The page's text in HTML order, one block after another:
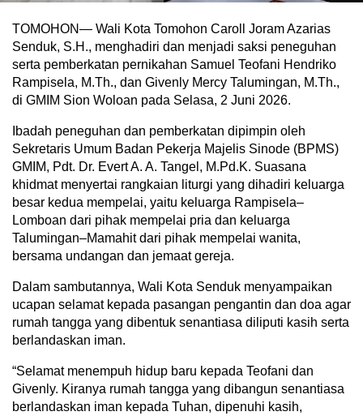
TOMOHON— Wali Kota Tomohon Caroll Joram Azarias
Senduk, S.H., menghadiri dan menjadi saksi peneguhan
serta pemberkatan pernikahan Samuel Teofani Hendriko
Rampisela, M.Th., dan Givenly Mercy Talumingan, M.Th.,
di GMIM Sion Woloan pada Selasa, 2 Juni 2026.
Ibadah peneguhan dan pemberkatan dipimpin oleh
Sekretaris Umum Badan Pekerja Majelis Sinode (BPMS)
GMIM, Pdt. Dr. Evert A. A. Tangel, M.Pd.K. Suasana
khidmat menyertai rangkaian liturgi yang dihadiri keluarga
besar kedua mempelai, yaitu keluarga Rampisela–
Lomboan dari pihak mempelai pria dan keluarga
Talumingan–Mamahit dari pihak mempelai wanita,
bersama undangan dan jemaat gereja.
Dalam sambutannya, Wali Kota Senduk menyampaikan
ucapan selamat kepada pasangan pengantin dan doa agar
rumah tangga yang dibentuk senantiasa diliputi kasih serta
berlandaskan iman.
“Selamat menempuh hidup baru kepada Teofani dan
Givenly. Kiranya rumah tangga yang dibangun senantiasa
berlandaskan iman kepada Tuhan, dipenuhi kasih,